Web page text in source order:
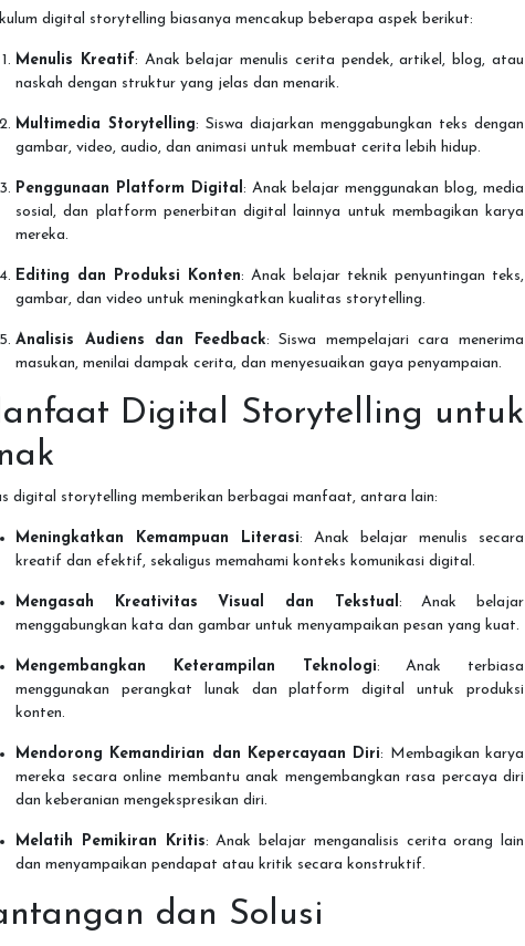
digital storytelling biasanya mencakup beberapa aspek berikut:
Menulis Kreatif: Anak belajar menulis cerita pendek, artikel, blog, atau
naskah dengan struktur yang jelas dan menarik.
Multimedia Storytelling: Siswa diajarkan menggabungkan teks dengan
gambar, video, audio, dan animasi untuk membuat cerita lebih hidup.
Penggunaan Platform Digital : Anak belajar menggunakan blog, media
sosial, dan platform penerbitan digital lainnya untuk membagikan karya
mereka.
Editing dan Produksi Konten: Anak belajar teknik penyuntingan teks,
gambar, dan video untuk meningkatkan kualitas storytelling.
Analisis Audiens dan Feedback: Siswa mempelajari cara menerima
masukan, menilai dampak cerita, dan menyesuaikan gaya penyampaian.
Digital Storytelling untuk
digital storytelling memberikan berbagai manfaat, antara lain:
Meningkatkan Kemampuan Literasi: Anak belajar menulis secara
kreatif dan efektif, sekaligus memahami konteks komunikasi digital.
Mengasah Kreativitas Visual dan Tekstual : Anak belajar
menggabungkan kata dan gambar untuk menyampaikan pesan yang kuat.
Mengembangkan Keterampilan Teknologi: Anak terbiasa
menggunakan perangkat lunak dan platform digital untuk produksi
konten.
Mendorong Kemandirian dan Kepercayaan Diri: Membagikan karya
mereka secara online membantu anak mengembangkan rasa percaya diri
dan keberanian mengekspresikan diri.
Melatih Pemikiran Kritis: Anak belajar menganalisis cerita orang lain
dan menyampaikan pendapat atau kritik secara konstruktif.
dan Solusi